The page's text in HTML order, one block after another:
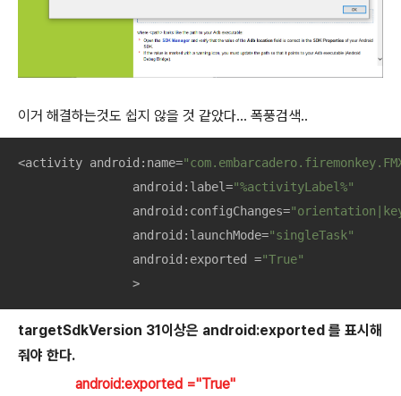
이거 해결하는것도 쉽지 않을 것 같았다... 폭풍검색..
<activity android:name=
                android:label=
"%activityLabel%"
                android:configChanges=
                android:launchMode=
"singleTask"
                android:exported =
"True"
                >
targetSdkVersion 31이상은 android:exported 를 표시해
줘야 한다.
android:exported ="True"